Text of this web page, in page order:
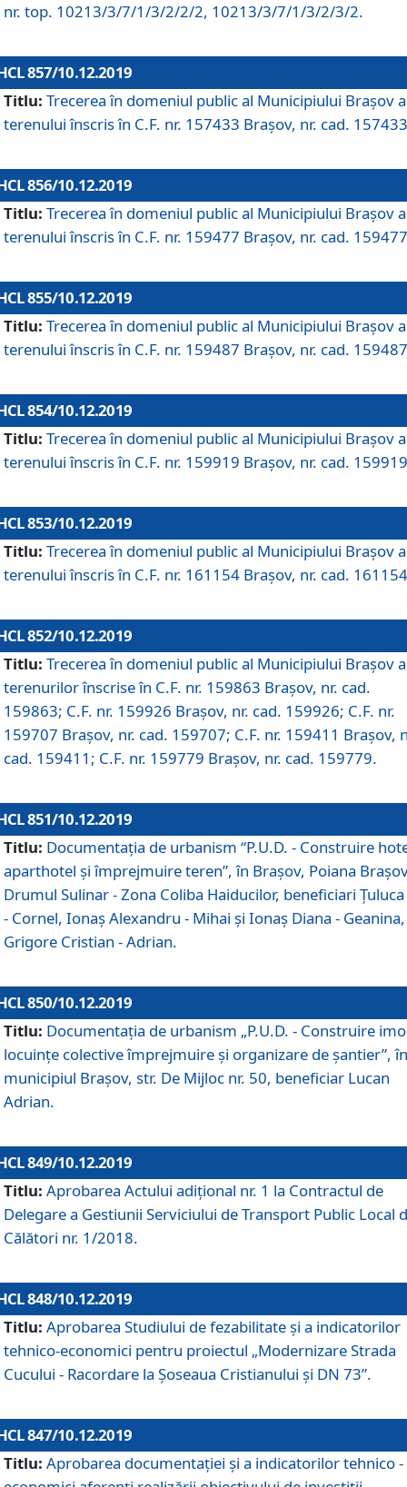
nr. top. 10213/3/7/1/3/2/2/2, 10213/3/7/1/3/2/3/2.
857/10.12.2019
Titlu: Trecerea în domeniul public al Municipiului Braşov a
terenului înscris în C.F. nr. 157433 Brașov, nr. cad.
856/10.12.2019
Titlu: Trecerea în domeniul public al Municipiului Braşov a
terenului înscris în C.F. nr. 159477 Brașov, nr. cad.
855/10.12.2019
Titlu: Trecerea în domeniul public al Municipiului Braşov a
terenului înscris în C.F. nr. 159487 Brașov, nr. cad.
854/10.12.2019
Titlu: Trecerea în domeniul public al Municipiului Braşov a
terenului înscris în C.F. nr. 159919 Brașov, nr. cad.
853/10.12.2019
Titlu: Trecerea în domeniul public al Municipiului Braşov a
terenului înscris în C.F. nr. 161154 Brașov, nr. cad.
852/10.12.2019
Titlu: Trecerea în domeniul public al Municipiului Braşov a
terenurilor înscrise în C.F. nr. 159863 Brașov, nr. cad.
159863; C.F. nr. 159926 Brașov, nr. cad. 159926; C.F. nr.
159707 Brașov, nr. cad. 159707; C.F. nr. 159411 Brașov,
cad. 159411; C.F. nr. 159779 Brașov, nr. cad. 159779.
851/10.12.2019
Titlu: Documentaţia de urbanism “P.U.D. - Construire
aparthotel şi împrejmuire teren”, în Braşov, Poiana
Drumul Sulinar - Zona Coliba Haiducilor, beneficiari
- Cornel, Ionaş Alexandru - Mihai şi Ionaş Diana - Geanina,
Grigore Cristian - Adrian.
850/10.12.2019
Titlu: Documentaţia de urbanism „P.U.D. - Construire
locuințe colective împrejmuire și organizare de șantier”, în
municipiul Braşov, str. De Mijloc nr. 50, beneficiar Lucan
Adrian.
849/10.12.2019
Titlu: Aprobarea Actului adiţional nr. 1 la Contractul de
Delegare a Gestiunii Serviciului de Transport Public Local
Călători nr. 1/2018.
848/10.12.2019
Titlu: Aprobarea Studiului de fezabilitate şi a indicatorilor
tehnico-economici pentru proiectul „Modernizare Strada
Cucului - Racordare la Șoseaua Cristianului și DN 73”.
847/10.12.2019
Titlu: Aprobarea documentației și a indicatorilor tehnico -